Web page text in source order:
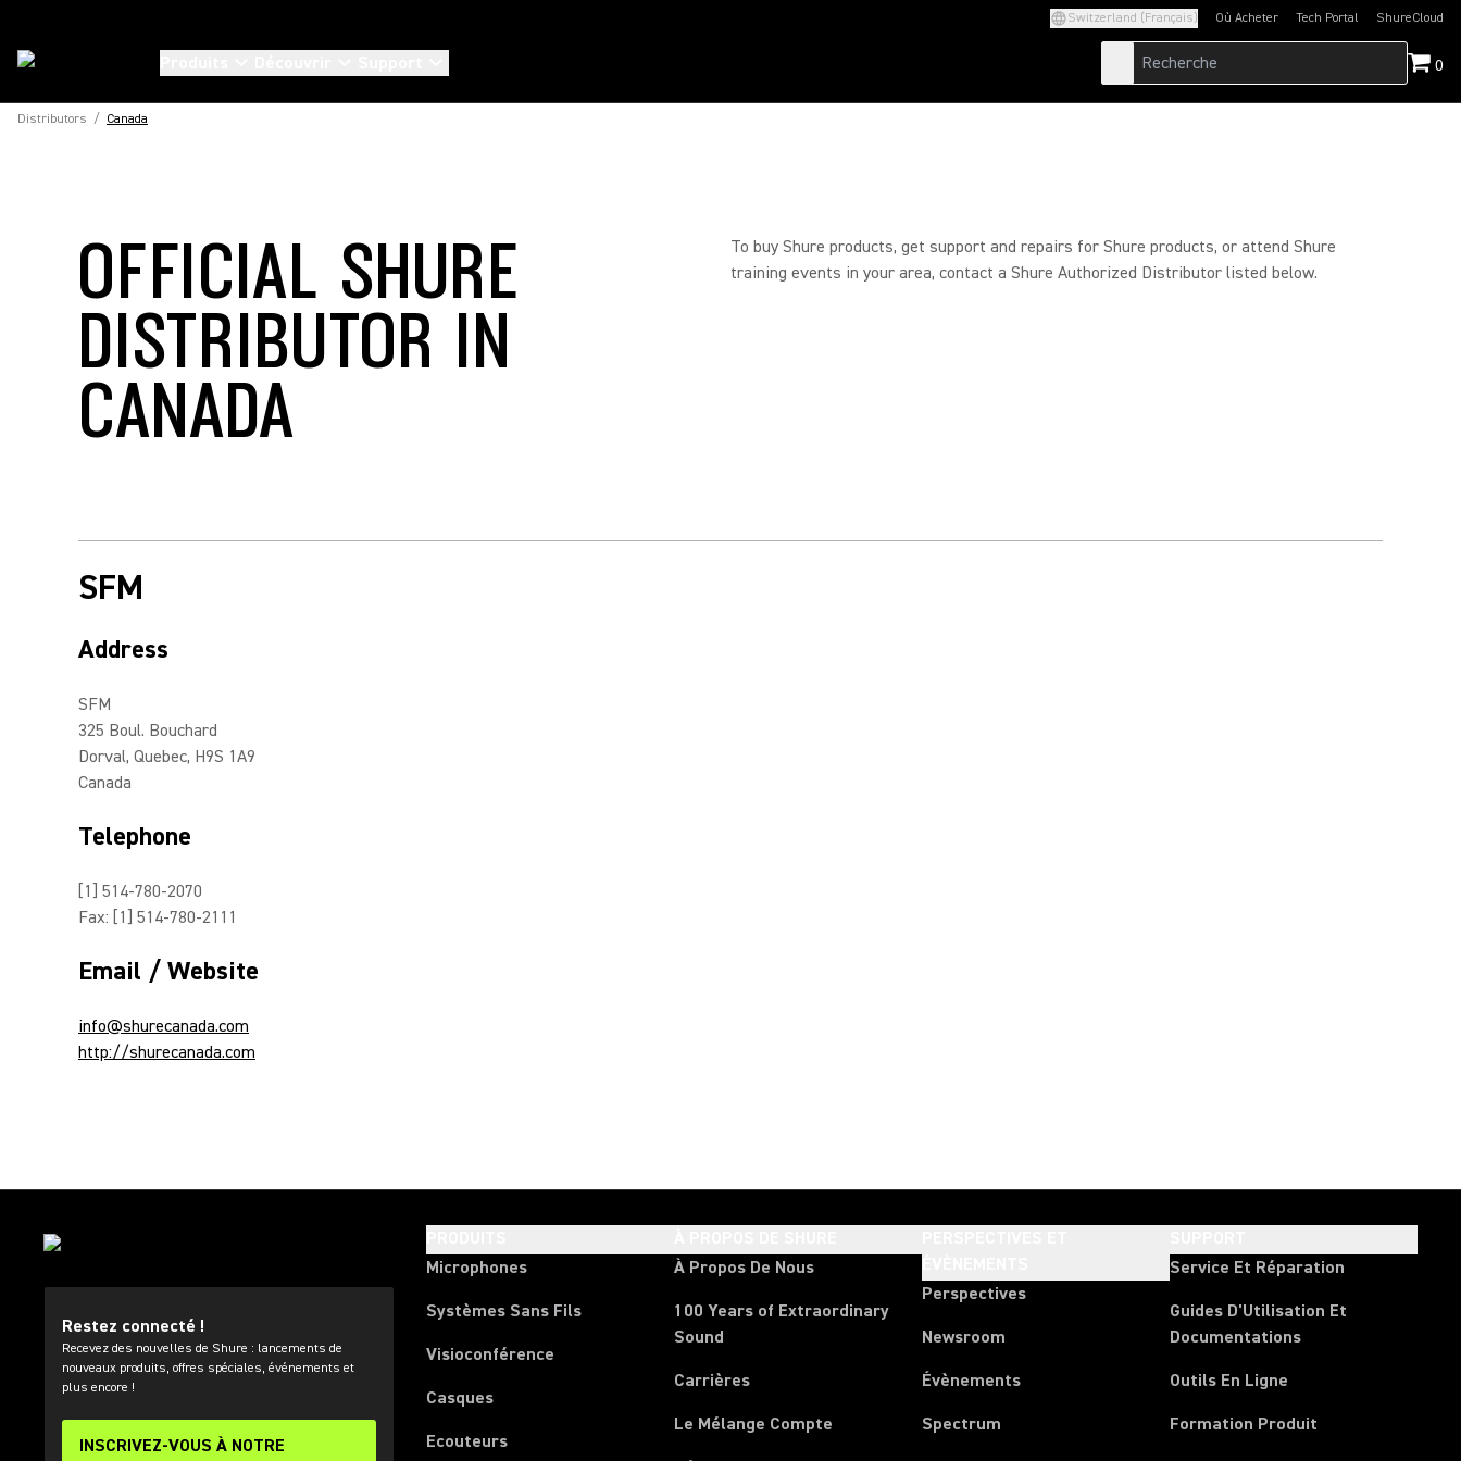
Switzerland (Français) Où Acheter Tech Portal
(Opens in a new tab)ShureCloud
(Opens in a new
0
Distributors / Canada
OFFICIAL SHURE
DISTRIBUTOR IN
CANADA
To buy Shure products, get support and repairs for Shure products, or attend Shure
training events in your area, contact a Shure Authorized Distributor listed below.
SFM
Address
SFM
325 Boul. Bouchard
Dorval, Quebec, H9S 1A9
Canada
Telephone
[1] 514-780-2070
Fax: [1] 514-780-2111
Email / Website
info@shurecanada.com
http://shurecanada.com
Restez connecté !
Recevez des nouvelles de Shure : lancements de
nouveaux produits, offres spéciales, événements et
plus encore !
INSCRIVEZ-VOUS À NOTRE
Microphones
Systèmes Sans Fils
Visioconférence
Casques
Ecouteurs
À Propos De Nous
100 Years of Extraordinary
Sound
Carrières
Le Mélange Compte
Perspectives
Newsroom
Évènements
Spectrum
Service Et Réparation
Guides D'Utilisation Et
Documentations
Outils En Ligne
Formation Produit